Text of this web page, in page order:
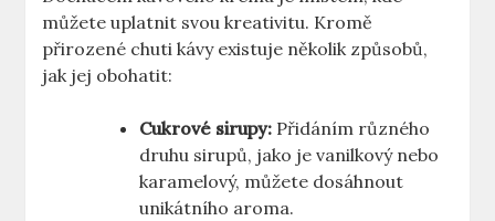
můžete uplatnit svou kreativitu. Kromě
přirozené chuti kávy existuje několik způsobů,
jak jej obohatit:
Cukrové sirupy: Přidáním různého
druhu sirupů, jako je vanilkový nebo
karamelový, můžete dosáhnout
unikátního aroma.